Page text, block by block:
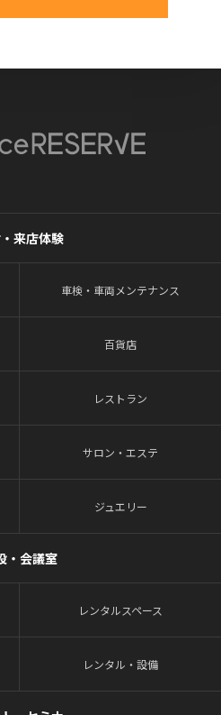
来店体験
車検・車両メンテナンス
百貨店
レストラン
サロン・エステ
ジュエリー
・会議室
レンタルスペース
レンタル・設備